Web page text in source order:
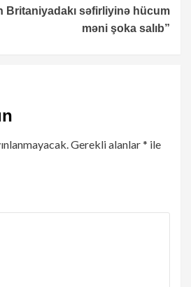
Britaniyadakı səfirliyinə hücum
məni şoka salıb”
Gerekli alanlar* ile